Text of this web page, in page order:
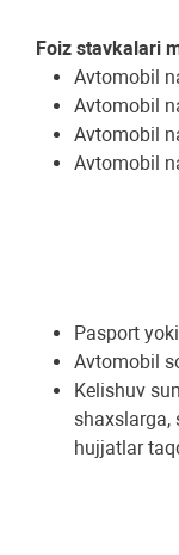
Foiz stavkalari
Avtomobil
Avtomobil
Avtomobil
Avtomobil
Pasport
Avtomobil
Kelishuv
shaxslarga,
hujjatlar